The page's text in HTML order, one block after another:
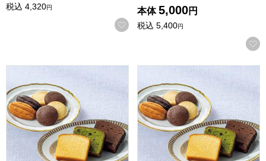
税込 4,320円
お気に入りに登録する
本体 5,000円
税込 5,400円
ゴディバ パティスリー アソートメント(13個入)【夏の贈り
ゴディバ パティスリー アソ